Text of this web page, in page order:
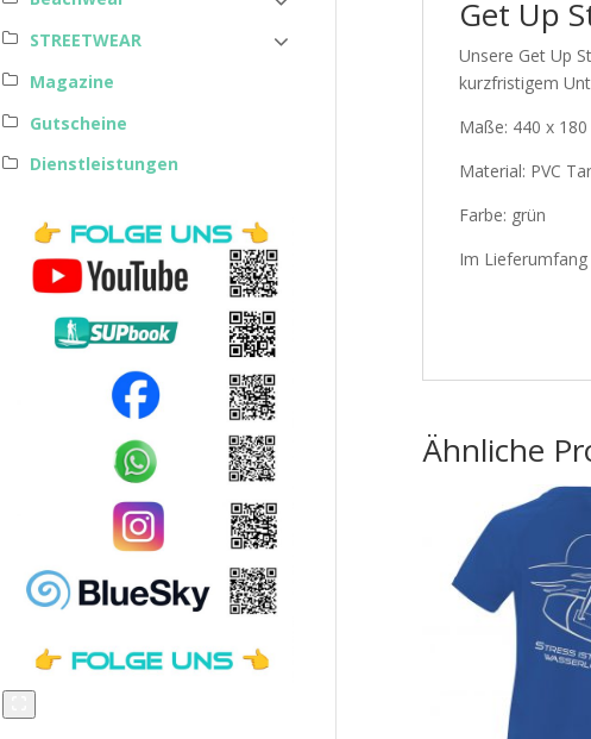
Get Up
Unsere Get Up
kurzfristigem
Maße: 440 x 180
Material: PVC
Farbe: grün
Im
Ähnliche
STREETWEAR
Magazine
Gutscheine
Dienstleistungen